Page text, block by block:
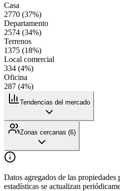
Casa
2770 (37%)
Departamento
2574 (34%)
Terrenos
1375 (18%)
Local comercial
334 (4%)
Oficina
287 (4%)
Tendencias del mercado
Zonas cercanas (6)
Datos agregados de las
estadísticas se actualizan